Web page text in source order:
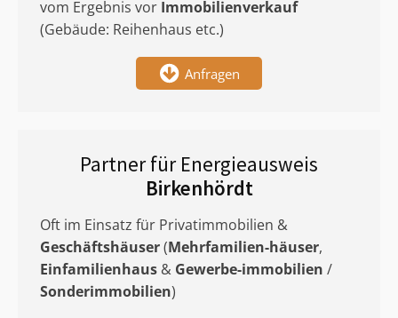
vom Ergebnis vor Immobilienverkauf
(Gebäude: Reihenhaus etc.)
Anfragen
Partner für Energieausweis
Birkenhördt
Oft im Einsatz für Privatimmobilien &
Geschäftshäuser(Mehrfamilien-häuser,
Einfamilienhaus & Gewerbe-immobilien /
Sonderimmobilien)